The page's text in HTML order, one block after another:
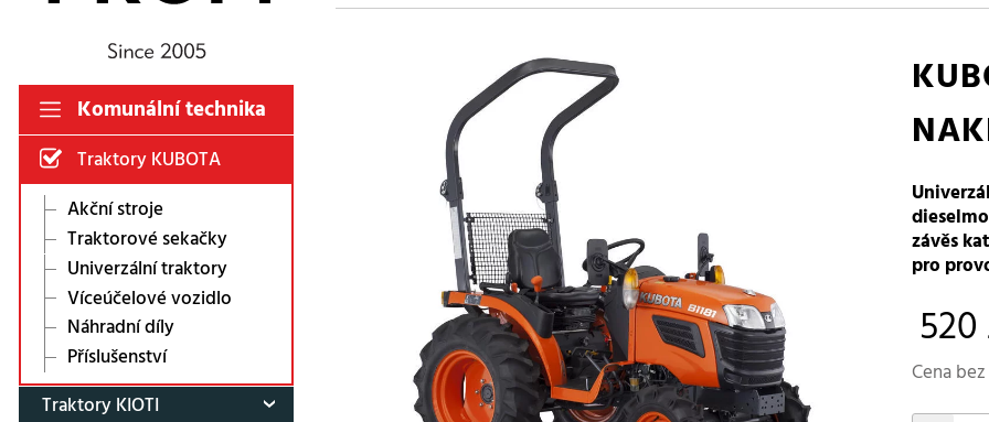
Komunální technika
Traktory KUBOTA
Akční stroje
Traktorové sekačky
Univerzální traktory
Víceúčelové vozidlo
Náhradní díly
Příslušenství
Traktory KIOTI
závěs
pro
Cena